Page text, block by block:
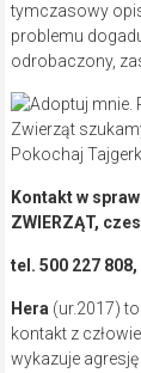
tymczasowy
problemu
odrobaczony,
Pokochaj
Kontakt w
ZWIERZĄT,
tel. 500 227
Hera (ur.2017)
kontakt z
wykazuje